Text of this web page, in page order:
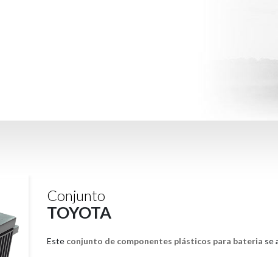
Conjunto
TOYOTA
Este conjunto de componentes plásticos para bateria se